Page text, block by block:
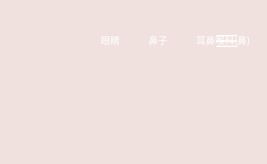
眼睛 鼻子 耳鼻喉科(鼻)